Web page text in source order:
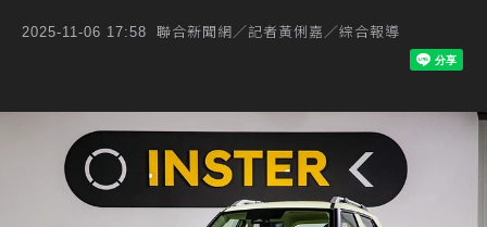
2025-11-06 17:58 聯合新聞網／記者黃俐嘉／綜合報導